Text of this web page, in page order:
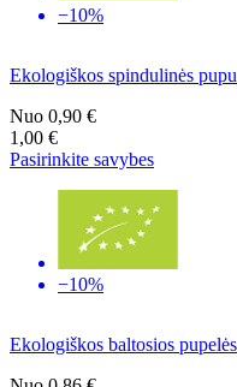
−10%
Ekologiškos spindulinės
Nuo 0,90 €
1,00 €
Pasirinkite savybes
−10%
Ekologiškos baltosios pupelės